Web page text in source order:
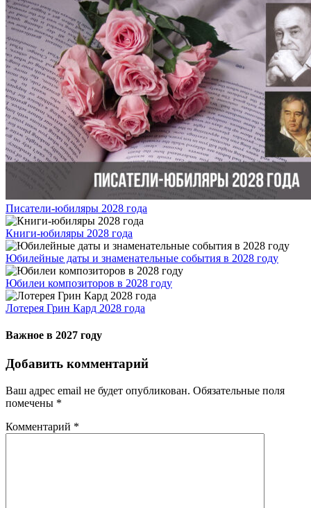
Писатели-юбиляры 2028 года
Книги-юбиляры 2028 года
Юбилейные даты и знаменательные события в 2028 году
Юбилеи композиторов в 2028 году
Лотерея Грин Кард 2028 года
Важное в 2027 году
Добавить комментарий
Ваш адрес email не будет опубликован. Обязательные поля
помечены *
Комментарий *